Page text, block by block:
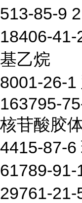
513-85-9
18406-
基乙烷
8001-26-1
163795-
核苷酸胶
4415-87-6
61789-91-
29761-21-